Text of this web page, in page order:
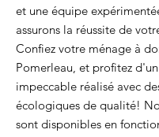
et une équipe
assurons la réussite de
Confiez votre ménage à
Pomerleau, et profitez
impeccable réalisé avec
écologiques de qualité!
sont disponibles en